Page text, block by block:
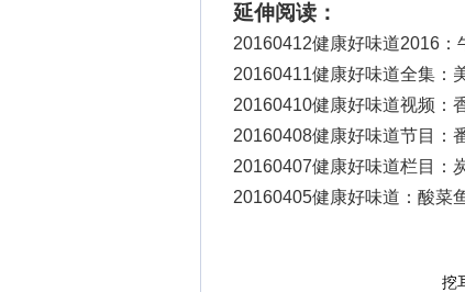
延伸阅读：
20160412健康好味道2016：
20160411健康好味道全集：
20160410健康好味道视频：
20160408健康好味道节目：
20160407健康好味道栏目：
20160405健康好味道：酸菜
挖